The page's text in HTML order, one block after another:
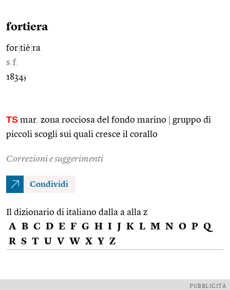
fortiera
for tiè ra
s.f.
1834;
TS mar. zona rocciosa del fondo marino
gruppo di
piccoli scogli sui quali cresce il corallo
Correzioni e suggerimenti
Condividi
Il dizionario di italiano dalla a alla z
A B C D E F G H I J K L M N O P Q
R S T U V W X Y Z
PUBBLICITÀ